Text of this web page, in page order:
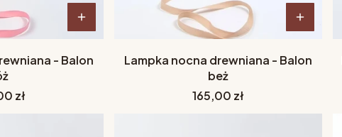
- Balon
zł
Lampka nocna drewniana - Balon
beż
Cena
165,00 zł